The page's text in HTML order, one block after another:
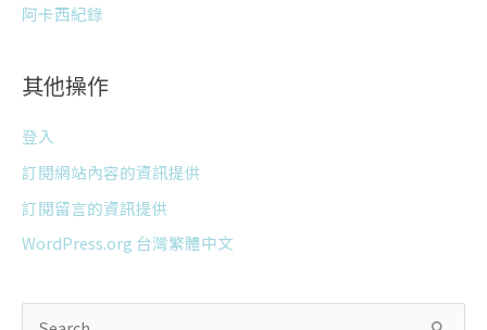
阿卡西紀錄
其他操作
登入
訂閱網站內容的資訊提供
訂閱留言的資訊提供
WordPress.org 台灣繁體中文